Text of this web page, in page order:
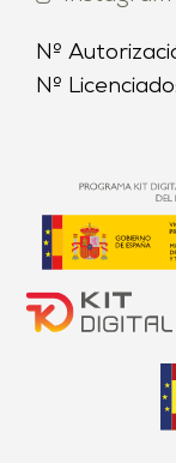
Nº
Nº Licenciado: